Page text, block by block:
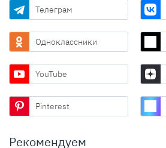
Телеграм
Одноклассники
YouTube
Pinterest
Рекомендуем